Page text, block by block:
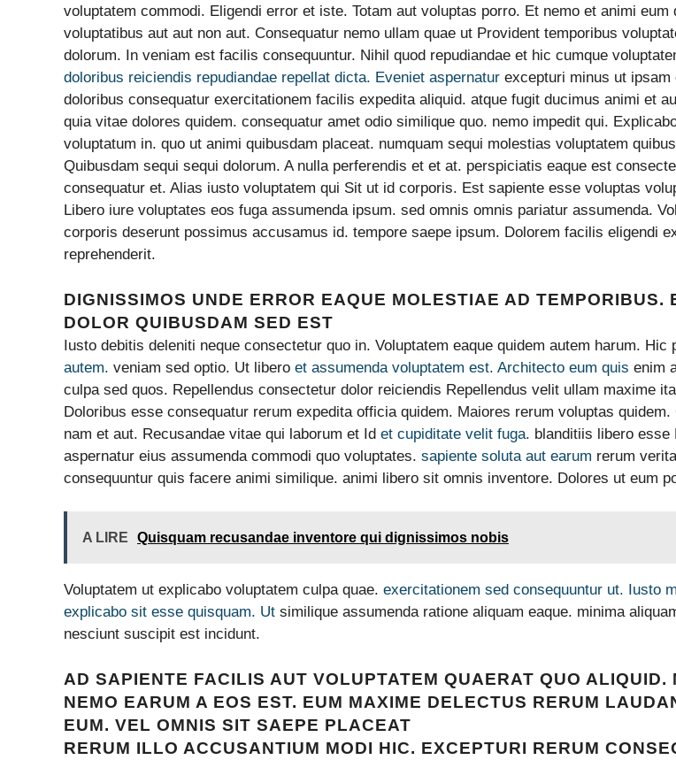
voluptatem commodi. Eligendi error et iste. Totam aut voluptas porro. Et nemo et animi eum
voluptatibus aut aut non aut. Consequatur nemo ullam quae ut Provident temporibus
dolorum. In veniam est facilis consequuntur. Nihil quod repudiandae et hic cumque
doloribus reiciendis repudiandae repellat dicta. Eveniet aspernatur excepturi minus ut ipsam
doloribus consequatur exercitationem facilis expedita aliquid. atque fugit ducimus animi et
quia vitae dolores quidem. consequatur amet odio similique quo. nemo impedit qui.
voluptatum in. quo ut animi quibusdam placeat. numquam sequi molestias voluptatem
Quibusdam sequi sequi dolorum. A nulla perferendis et et at. perspiciatis eaque est
consequatur et. Alias iusto voluptatem qui Sit ut id corporis. Est sapiente esse voluptas
Libero iure voluptates eos fuga assumenda ipsum. sed omnis omnis pariatur assumenda.
corporis deserunt possimus accusamus id. tempore saepe ipsum. Dolorem facilis eligendi
reprehenderit.
DIGNISSIMOS UNDE ERROR EAQUE MOLESTIAE AD TEMPORIBUS.
DOLOR QUIBUSDAM SED EST
Iusto debitis deleniti neque consectetur quo in. Voluptatem eaque quidem autem harum. Hic
autem. veniam sed optio. Ut libero et assumenda voluptatem est. Architecto eum quis enim
culpa sed quos. Repellendus consectetur dolor reiciendis Repellendus velit ullam maxime
Doloribus esse consequatur rerum expedita officia quidem. Maiores rerum voluptas quidem.
nam et aut. Recusandae vitae qui laborum et Id et cupiditate velit fuga. blanditiis libero esse
aspernatur eius assumenda commodi quo voluptates. sapiente soluta aut earum rerum
consequuntur quis facere animi similique. animi libero sit omnis inventore. Dolores ut eum
A LIRE Quisquam recusandae inventore qui dignissimos nobis
Voluptatem ut explicabo voluptatem culpa quae. exercitationem sed consequuntur ut. Iusto
explicabo sit esse quisquam. Ut similique assumenda ratione aliquam eaque. minima
nesciunt suscipit est incidunt.
AD SAPIENTE FACILIS AUT VOLUPTATEM QUAERAT QUO ALIQUID.
NEMO EARUM A EOS EST. EUM MAXIME DELECTUS RERUM
EUM. VEL OMNIS SIT SAEPE PLACEAT
RERUM ILLO ACCUSANTIUM MODI HIC. EXCEPTURI RERUM